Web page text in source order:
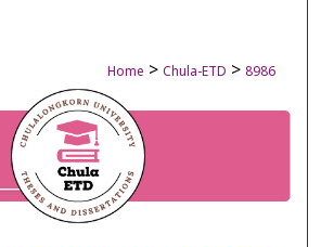
Home > Chula-ETD > 8986